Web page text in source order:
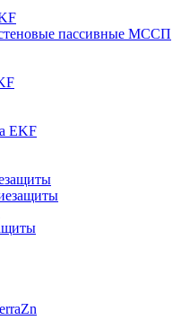
пассивные МССП
EKF